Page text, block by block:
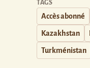
TAGS
Accès abonné
Kazakhstan
Turkménistan